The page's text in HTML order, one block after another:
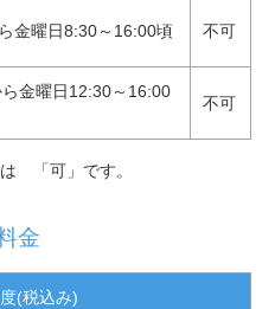
金曜日8:30～16:00頃 不可
金曜日12:30～16:00
不可
「可」です。
金
(税込み)